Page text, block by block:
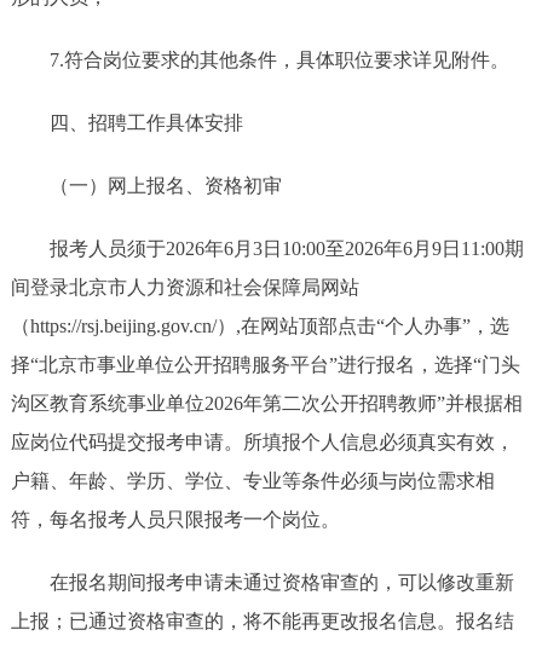
7.符合岗位要求的其他条件，具体职位要求详见附件。
四、招聘工作具体安排
（一）网上报名、资格初审
报考人员须于2026年6月3日10:00至2026年6月9日11:00期
间登录北京市人力资源和社会保障局网站
（https://rsj.beijing.gov.cn/）,在网站顶部点击“个人办事”，选
择“北京市事业单位公开招聘服务平台”进行报名，选择“门头
沟区教育系统事业单位2026年第二次公开招聘教师”并根据相
应岗位代码提交报考申请。所填报个人信息必须真实有效，
户籍、年龄、学历、学位、专业等条件必须与岗位需求相
符，每名报考人员只限报考一个岗位。
在报名期间报考申请未通过资格审查的，可以修改重新
上报；已通过资格审查的，将不能再更改报名信息。报名结